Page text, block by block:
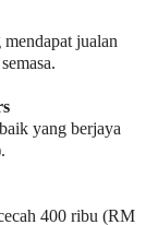
jualan
yang berjaya
400 ribu (RM